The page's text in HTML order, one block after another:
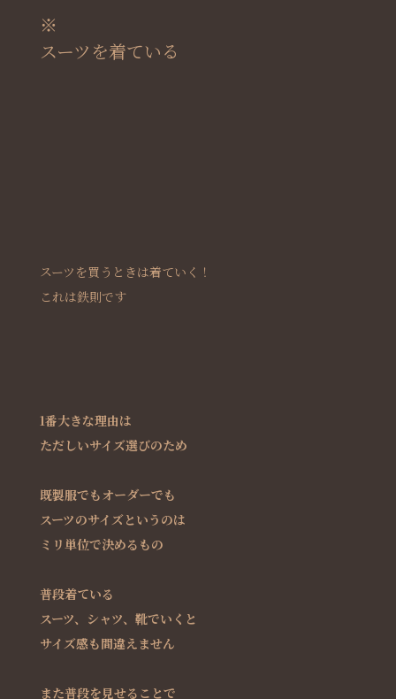
※
スーツを着ている
スーツを買うときは着ていく！
これは鉄則です
1番大きな理由は
ただしいサイズ選びのため
既製服でもオーダーでも
スーツのサイズというのは
ミリ単位で決めるもの
普段着ている
スーツ、シャツ、靴でいくと
サイズ感も間違えません
また普段を見せることで